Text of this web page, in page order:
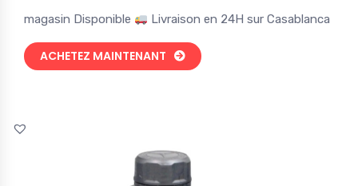
magasin Disponible Livraison en 24H sur Casablanca
ACHETEZ MAINTENANT